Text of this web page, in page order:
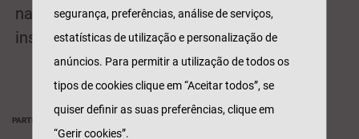
na mobilização da comunidade onde nos
inserimos.
PARTILHAR
segurança, preferências, análise de serviços,
estatísticas de utilização e personalização de
anúncios. Para permitir a utilização de todos os
tipos de cookies clique em “Aceitar todos”, se
quiser definir as suas preferências, clique em
“Gerir cookies”.